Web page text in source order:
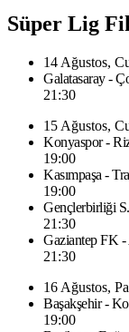
Süper Lig
14 Ağustos,
Galatasaray -
21:30
15 Ağustos,
Konyaspor -
19:00
Kasımpaşa -
19:00
Gençlerbirliği
21:30
Gaziantep FK -
21:30
16 Ağustos,
Başakşehir -
19:00